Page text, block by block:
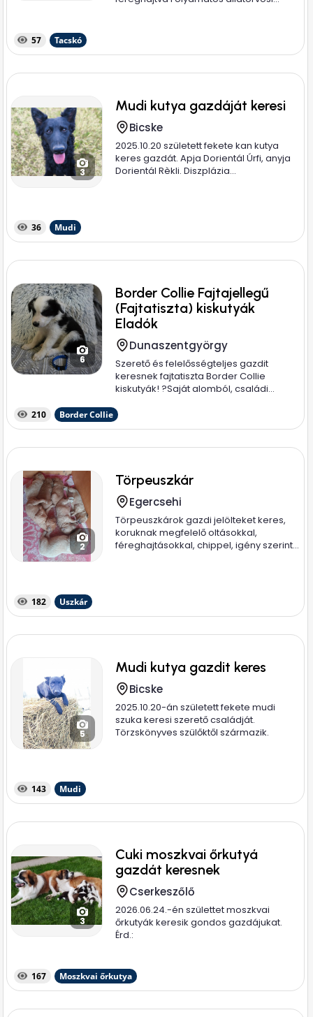
57 Tacskó
3
Mudi kutya gazdáját keresi
Bicske
2025.10.20 született fekete kan kutya
keres gazdát. Apja Dorientál Úrfi, anyja
Dorientál Rèkli. Diszplázia...
36 Mudi
6
Border Collie Fajtajellegű
(Fajtatiszta) kiskutyák
Eladók
Dunaszentgyörgy
Szerető és felelősségteljes gazdit
keresnek fajtatiszta Border Collie
kiskutyák! ? ​Saját alomból, családi...
210 Border Collie
2
Törpeuszkár
Egercsehi
Törpeuszkárok gazdi jelölteket keres,
koruknak megfelelő oltásokkal,
féreghajtásokkal, chippel, igény szerint...
182 Uszkár
5
Mudi kutya gazdit keres
Bicske
2025.10.20-án született fekete mudi
szuka keresi szerető családját.
Törzskönyves szülőktől származik.
143 Mudi
3
Cuki moszkvai őrkutyá
gazdát keresnek
Cserkeszőlő
2026.06.24.-én születtet moszkvai
őrkutyák keresik gondos gazdájukat.
Érd.:
167 Moszkvai őrkutya